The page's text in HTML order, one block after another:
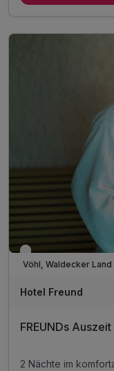
inkl. Aktiv- und
inkl. Eintritt in den
inkl. Innen- &
inkl. Nutzung
WAR
202
Verfügbar bis
Vöhl, Waldecker Land
Hotel Freund
FREUNDs
2 Nächte im